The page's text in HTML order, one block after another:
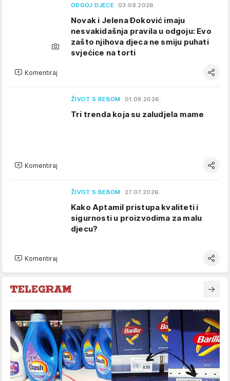
ODGOJ DJECE 03.08.2026.
Novak i Jelena Đoković imaju
nesvakidašnja pravila u odgoju: Evo
zašto njihova djeca ne smiju puhati
svjećice na torti
Komentiraj
ŽIVOT S BEBOM 01.08.2026.
Tri trenda koja su zaludjela mame
Komentiraj
ŽIVOT S BEBOM 27.07.2026.
Kako Aptamil pristupa kvaliteti i
sigurnosti u proizvodima za malu
djecu?
Komentiraj